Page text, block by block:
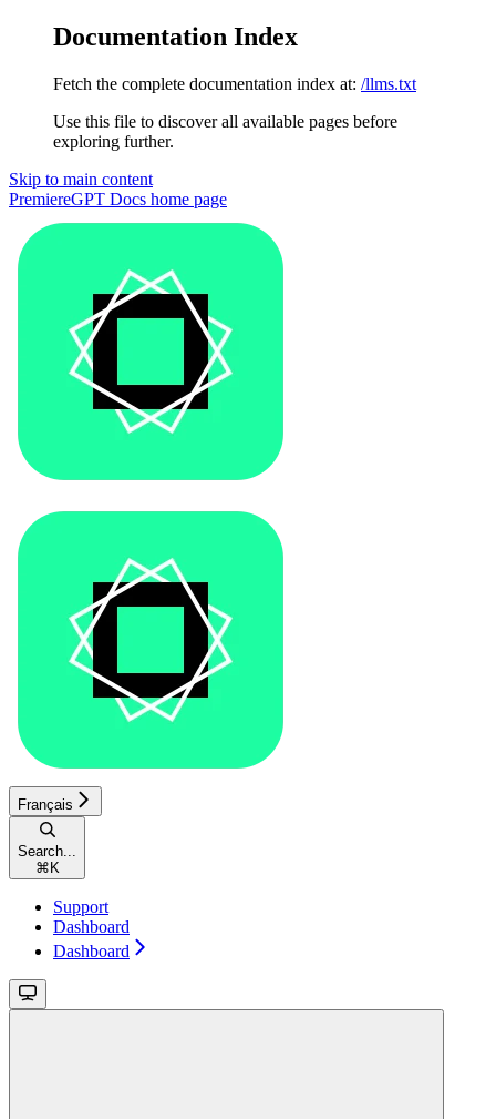
Documentation Index
Fetch the complete documentation index at: /llms.txt
Use this file to discover all available pages before
exploring further.
Skip to main content
PremiereGPT Docs home page
Français
Search...
⌘ K
Support
Dashboard
Dashboard